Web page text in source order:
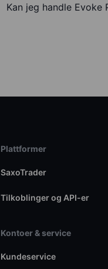
Kan jeg handle Evoke
Plattformer
SaxoTrader
Tilkoblinger og API-er
Kontoer & service
Kundeservice